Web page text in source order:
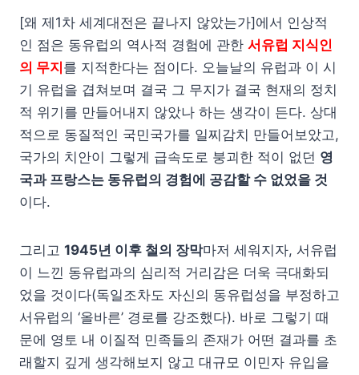
[왜 제1차 세계대전은 끝나지 않았는가]에서 인상적
인 점은 동유럽의 역사적 경험에 관한 서유럽 지식인
의 무지 를 지적한다는 점이다. 오늘날의 유럽과 이 시
기 유럽을 겹쳐보며 결국 그 무지가 결국 현재의 정치
적 위기를 만들어내지 않았나 하는 생각이 든다. 상대
적으로 동질적인 국민국가를 일찌감치 만들어보았고,
국가의 치안이 그렇게 급속도로 붕괴한 적이 없던 영
국과 프랑스는 동유럽의 경험에 공감할 수 없었을 것
이다.
그리고 1945년 이후 철의 장막마저 세워지자, 서유럽
이 느낀 동유럽과의 심리적 거리감은 더욱 극대화되
었을 것이다(독일조차도 자신의 동유럽성을 부정하고
서유럽의 ‘올바른’ 경로를 강조했다). 바로 그렇기 때
문에 영토 내 이질적 민족들의 존재가 어떤 결과를 초
래할지 깊게 생각해보지 않고 대규모 이민자 유입을